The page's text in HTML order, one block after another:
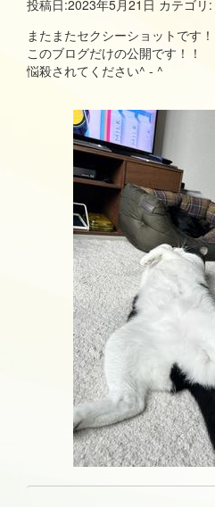
投稿日:2023年5月21日 カテゴリ:
またまたセクシーショットです！
このブログだけの公開です！！
悩殺されてください^ - ^